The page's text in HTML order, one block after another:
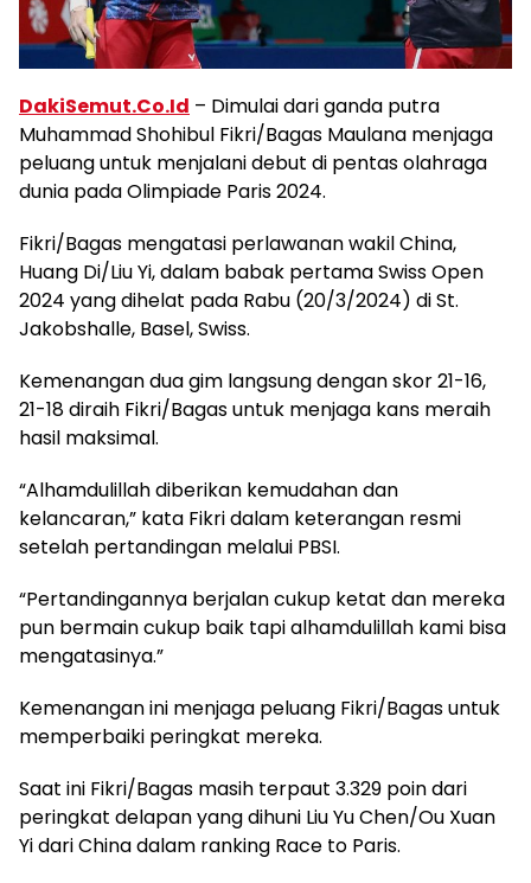
DakiSemut.Co.Id – Dimulai dari ganda putra
Muhammad Shohibul Fikri/Bagas Maulana menjaga
peluang untuk menjalani debut di pentas olahraga
dunia pada Olimpiade Paris 2024.
Fikri/Bagas mengatasi perlawanan wakil China,
Huang Di/Liu Yi, dalam babak pertama Swiss Open
2024 yang dihelat pada Rabu (20/3/2024) di St.
Jakobshalle, Basel, Swiss.
Kemenangan dua gim langsung dengan skor 21-16,
21-18 diraih Fikri/Bagas untuk menjaga kans meraih
hasil maksimal.
“Alhamdulillah diberikan kemudahan dan
kelancaran,” kata Fikri dalam keterangan resmi
setelah pertandingan melalui PBSI.
“Pertandingannya berjalan cukup ketat dan mereka
pun bermain cukup baik tapi alhamdulillah kami bisa
mengatasinya.”
Kemenangan ini menjaga peluang Fikri/Bagas untuk
memperbaiki peringkat mereka.
Saat ini Fikri/Bagas masih terpaut 3.329 poin dari
peringkat delapan yang dihuni Liu Yu Chen/Ou Xuan
Yi dari China dalam ranking Race to Paris.